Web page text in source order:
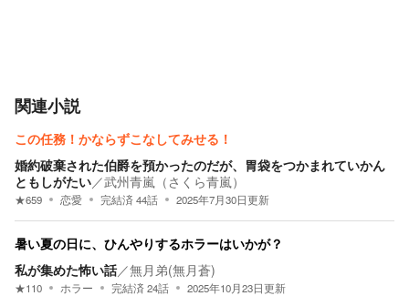
関連小説
この任務！かならずこなしてみせる！
婚約破棄された伯爵を預かったのだが、胃袋をつかまれていかん
ともしがたい／武州青嵐（さくら青嵐）
★659 恋愛 完結済44話 2025年7月30日更新
暑い夏の日に、ひんやりするホラーはいかが？
私が集めた怖い話／無月弟(無月蒼)
★110 ホラー 完結済24話 2025年10月23日更新